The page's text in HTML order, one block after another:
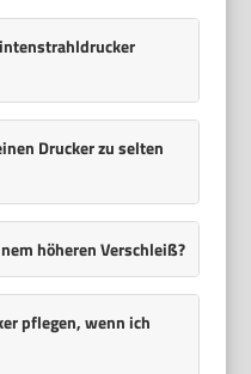
Drucker zu selten
höheren Verschleiß?
pflegen, wenn ich